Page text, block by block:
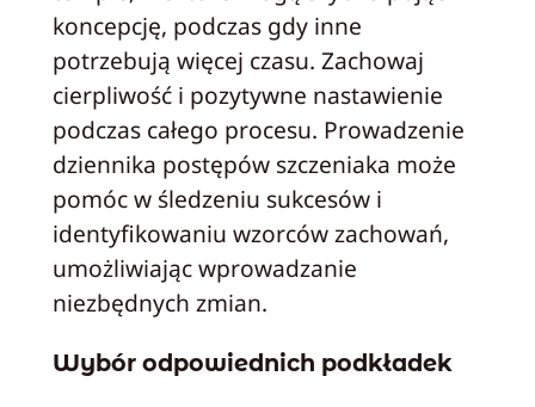
koncepcję, podczas gdy inne
potrzebują więcej czasu. Zachowaj
cierpliwość i pozytywne nastawienie
podczas całego procesu. Prowadzenie
dziennika postępów szczeniaka może
pomóc w śledzeniu sukcesów i
identyfikowaniu wzorców zachowań,
umożliwiając wprowadzanie
niezbędnych zmian.
Wybór odpowiednich podkładek